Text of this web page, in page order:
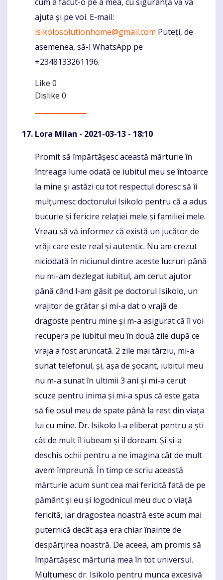
ajuta și pe voi. E-mail:
isikolosolutionhome@gmail.com Puteți, de
asemenea, să-l WhatsApp pe
+2348133261196.
Like 0
Dislike 0
Lora Milan - 2021-03-13 - 18:10
Komentaras
Promit să împărtășesc această mărturie în
întreaga lume odată ce iubitul meu se întoarce
la mine și astăzi cu tot respectul doresc să îi
mulțumesc doctorului Isikolo pentru că a adus
bucurie și fericire relației mele și familiei mele.
Vreau să vă informez că există un jucător de
vrăji care este real și autentic. Nu am crezut
niciodată în niciunul dintre aceste lucruri până
nu mi-am dezlegat iubitul, am cerut ajutor
până când l-am găsit pe doctorul Isikolo, un
vrajitor de grătar și mi-a dat o vrajă de
dragoste pentru mine și m-a asigurat că îl voi
recupera pe iubitul meu în două zile după ce
vraja a fost aruncată. 2 zile mai târziu, mi-a
sunat telefonul, și, așa de șocant, iubitul meu
nu m-a sunat în ultimii 3 ani și mi-a cerut
scuze pentru inima și mi-a spus că este gata
să fie osul meu de spate până la rest din viața
lui cu mine. Dr. Isikolo l-a eliberat pentru a ști
cât de mult îl iubeam și îl doream. Și și-a
deschis ochii pentru a ne imagina cât de mult
avem împreună. În timp ce scriu această
mărturie acum sunt cea mai fericită fată de pe
pământ și eu și logodnicul meu duc o viață
fericită, iar dragostea noastră este acum mai
puternică decât așa era chiar înainte de
despărțirea noastră. De aceea, am promis să
împărtășesc mărturia mea în tot universul.
Mulțumesc dr. Isikolo pentru munca excesivă